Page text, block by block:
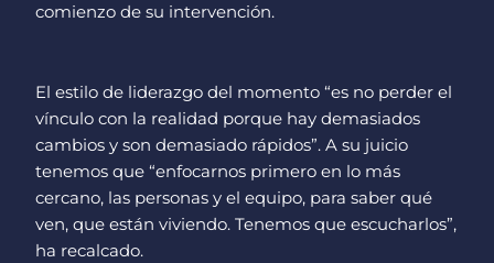
comienzo de su intervención.
El estilo de liderazgo del momento “es no perder el
vínculo con la realidad porque hay demasiados
cambios y son demasiado rápidos”. A su juicio
tenemos que “enfocarnos primero en lo más
cercano, las personas y el equipo, para saber qué
ven, que están viviendo. Tenemos que escucharlos”,
ha recalcado.